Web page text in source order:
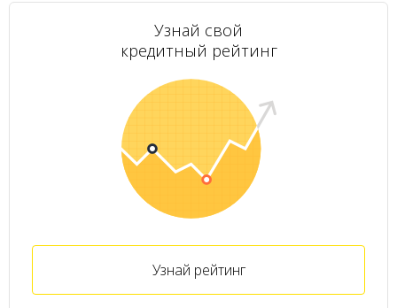
Узнай свой
кредитный рейтинг
Узнай рейтинг